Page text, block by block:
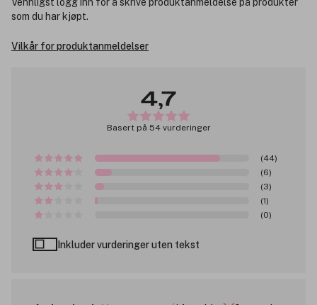
som du har kjøpt.
Vilkår for produktanmeldelser
4,7
Basert på 54 vurderinger
(44)
(6)
(3)
(1)
(0)
Inkluder vurderinger uten tekst